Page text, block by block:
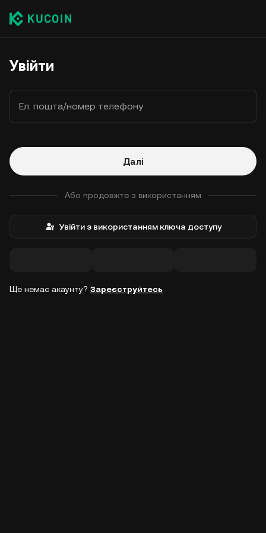
Увійти
Ел. пошта/номер телефону
Далі
Або продовжте з використанням
Увійти з використанням ключа доступу
Ще немає акаунту? Зареєструйтесь